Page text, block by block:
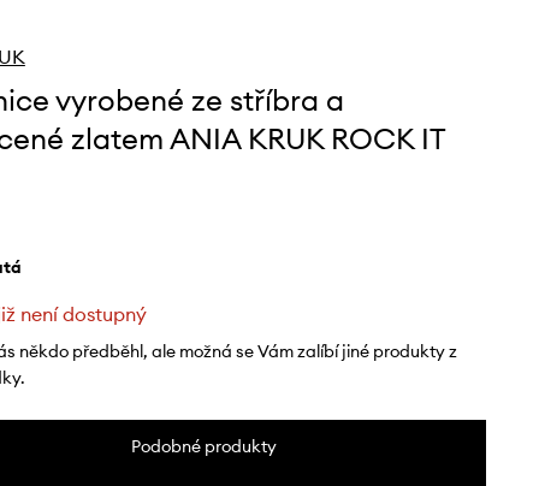
vyrobené ze stříbra a
zlatem ANIA KRUK ROCK IT
není dostupný
někdo předběhl, ale možná se Vám zalíbí jiné produkty z
Podobné produkty